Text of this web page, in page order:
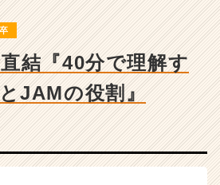
直結『40分で理解す
JAMの役割』